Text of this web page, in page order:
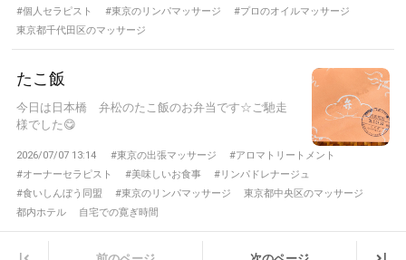
#個人セラピスト
#東京のリンパマッサージ
#プロのオイルマッサージ
東京都千代田区のマッサージ
たこ飯
今日は日本橋 弁松のたこ飯のお弁当です☆ご馳走
様でした😋
2026/07/07 13:14 #東京の出張マッサージ
#アロマトリートメント
#オーナーセラピスト
#美味しいお食事
#リンパドレナージュ
#食いしんぼう同盟
#東京のリンパマッサージ
東京都中央区のマッサージ
都内ホテル
自宅での寛ぎ時間